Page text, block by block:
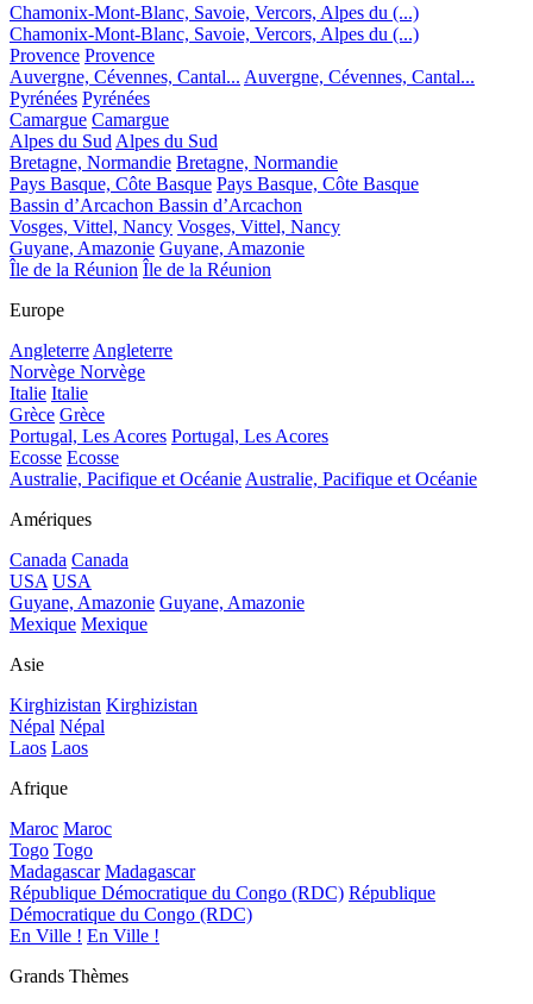
Chamonix-Mont-Blanc, Savoie, Vercors, Alpes du (...)
Chamonix-Mont-Blanc, Savoie, Vercors, Alpes du (...)
Provence Provence
Auvergne, Cévennes, Cantal... Auvergne, Cévennes, Cantal...
Pyrénées Pyrénées
Camargue Camargue
Alpes du Sud Alpes du Sud
Bretagne, Normandie Bretagne, Normandie
Pays Basque, Côte Basque Pays Basque, Côte Basque
Bassin d’Arcachon Bassin d’Arcachon
Vosges, Vittel, Nancy Vosges, Vittel, Nancy
Guyane, Amazonie Guyane, Amazonie
Île de la Réunion Île de la Réunion
Europe
Angleterre Angleterre
Norvège Norvège
Italie Italie
Grèce Grèce
Portugal, Les Acores Portugal, Les Acores
Ecosse Ecosse
Australie, Pacifique et Océanie Australie, Pacifique et Océanie
Amériques
Canada Canada
USA USA
Guyane, Amazonie Guyane, Amazonie
Mexique Mexique
Asie
Kirghizistan Kirghizistan
Népal Népal
Laos Laos
Afrique
Maroc Maroc
Togo Togo
Madagascar Madagascar
République Démocratique du Congo (RDC) République
Démocratique du Congo (RDC)
En Ville ! En Ville !
Grands Thèmes